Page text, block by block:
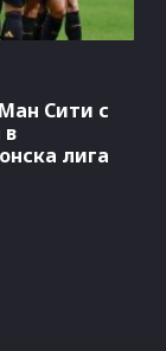
Сити с
в
лига